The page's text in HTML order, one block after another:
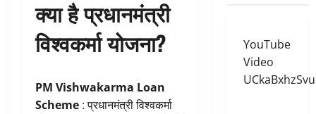
क्या है प्रधानमंत्री
विश्वकर्मा योजना?
PM Vishwakarma Loan
Scheme : प्रधानमंत्री विश्वकर्मा
YouTube
Video